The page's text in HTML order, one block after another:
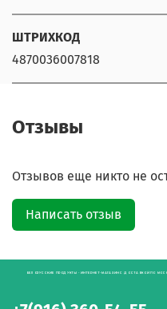
ШТРИХКОД
4870036007818
Отзывы
Отзывов еще никто не
Написать отзыв
БЕЛОРУССКИЕ ПРОДУКТЫ - ИНТЕРНЕТ-МАГАЗИН С ДОСТАВКОЙ ПО